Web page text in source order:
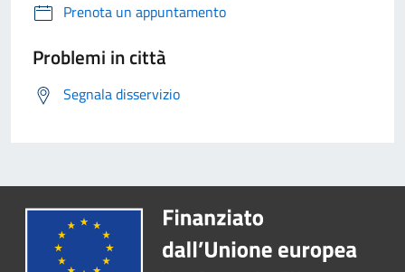
Prenota un appuntamento
Problemi in città
Segnala disservizio